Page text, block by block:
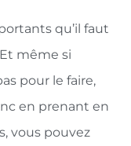
qu’il faut
même si
pour le faire,
en prenant en
vous pouvez